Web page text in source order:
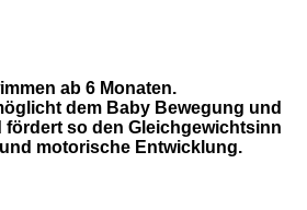
ab 6 Monaten.
dem Baby Bewegung und
fördert so den Gleichgewichtsinn
motorische Entwicklung.